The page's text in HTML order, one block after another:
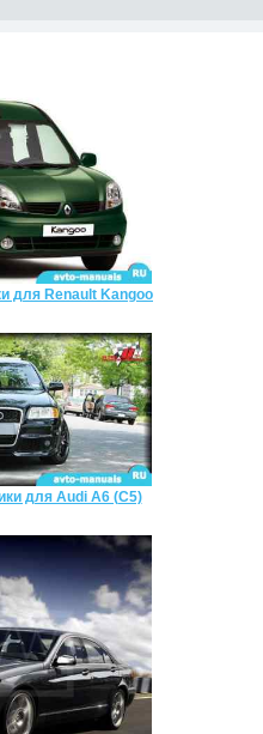
для Renault Kangoo
для Audi A6 (C5)